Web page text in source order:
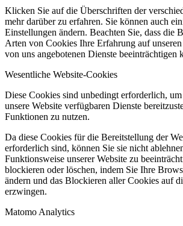
Klicken Sie auf die Überschriften der
mehr darüber zu erfahren. Sie können auch
Einstellungen ändern. Beachten Sie, dass die
Arten von Cookies Ihre Erfahrung auf
von uns angebotenen Dienste beeinträchtigen
Wesentliche Website-Cookies
Diese Cookies sind unbedingt erforderlich,
unsere Website verfügbaren Dienste
Funktionen zu nutzen.
Da diese Cookies für die Bereitstellung der
erforderlich sind, können Sie sie nicht
Funktionsweise unserer Website zu
blockieren oder löschen, indem Sie Ihre
ändern und das Blockieren aller Cookies auf
erzwingen.
Matomo Analytics